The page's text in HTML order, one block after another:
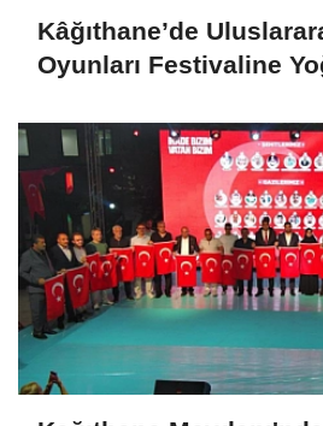
Kâğıthane’de
Oyunları Festivaline